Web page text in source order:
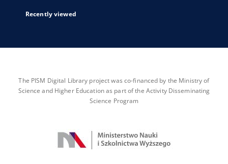
Recently viewed
The PISM Digital Library project was co-financed by the Ministry of
Science and Higher Education as part of the Activity Disseminating
Science Program